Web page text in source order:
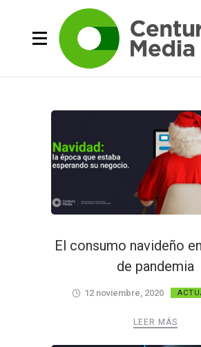
El consumo navideño
de pandemia
12 noviembre, 2020
LEER MÁS